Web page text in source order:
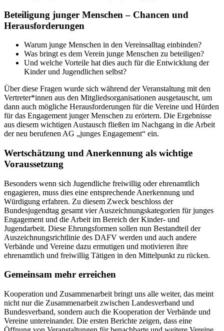
Beteiligung junger Menschen – Chancen und
Herausforderungen
Warum junge Menschen in den Vereinsalltag einbinden?
Was bringt es dem Verein junge Menschen zu beteiligen?
Und welche Vorteile hat dies auch für die Entwicklung der
Kinder und Jugendlichen selbst?
Über diese Fragen wurde sich während der Veranstaltung mit den
Vertreter*innen aus den Mitgliedsorganisationen ausgetauscht, um
dann auch mögliche Herausforderungen für die Vereine und Hürden
für das Engagement junger Menschen zu erörtern. Die Ergebnisse
aus diesem wichtigen Austausch fließen im Nachgang in die Arbeit
der neu berufenen AG „junges Engagement“ ein.
Wertschätzung und Anerkennung als wichtige
Voraussetzung
Besonders wenn sich Jugendliche freiwillig oder ehrenamtlich
engagieren, muss dies eine entsprechende Anerkennung und
Würdigung erfahren. Zu diesem Zweck beschloss der
Bundesjugendtag gesamt vier Auszeichnungskategorien für junges
Engagement und die Arbeit im Bereich der Kinder- und
Jugendarbeit. Diese Ehrungsformen sollen nun Bestandteil der
Auszeichnungsrichtlinie des DAFV werden und auch andere
Verbände und Vereine dazu ermutigen und motivieren ihre
ehrenamtlich und freiwillig Tätigen in den Mittelpunkt zu rücken.
Gemeinsam mehr erreichen
Kooperation und Zusammenarbeit bringt uns alle weiter, das meint
nicht nur die Zusammenarbeit zwischen Landesverband und
Bundesverband, sondern auch die Kooperation der Verbände und
Vereine untereinander. Die ersten Berichte zeigen, dass eine